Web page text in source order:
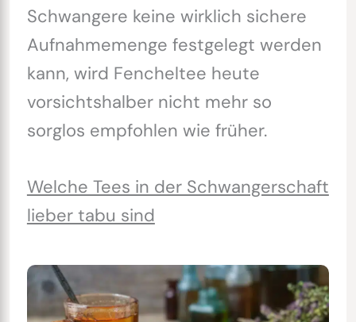
Schwangere keine wirklich sichere
Aufnahmemenge festgelegt werden
kann, wird Fencheltee heute
vorsichtshalber nicht mehr so
sorglos empfohlen wie früher.
Welche Tees in der Schwangerschaft
lieber tabu sind